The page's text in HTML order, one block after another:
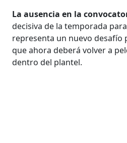
La ausencia en la
decisiva de la temporada
representa un nuevo desafío
que ahora deberá volver a
dentro del plantel.